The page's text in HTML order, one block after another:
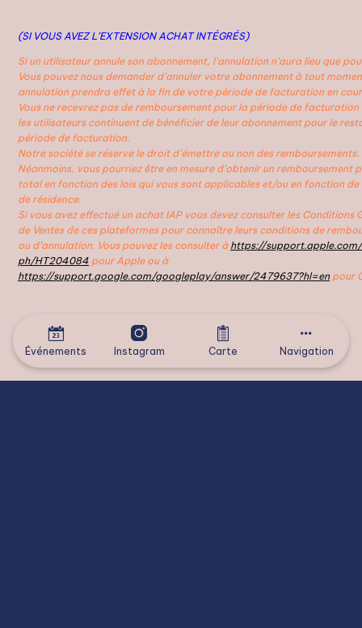
(SI VOUS AVEZ L’EXTENSION ACHAT INTÉGRÉS)
Si un utilisateur annule son abonnement, l’annulation n’aura lieu que
Vous pouvez nous demander d’annuler votre abonnement à tout
annulation prendra effet à la fin de votre période de facturation en
Vous ne recevrez pas de remboursement pour la période de facturation
les utilisateurs continuent de bénéficier de leur abonnement pour le
période de facturation.
Notre société se réserve le droit d’émettre ou non des remboursements.
Néanmoins, vous pourriez être en mesure d’obtenir un remboursement
total en fonction des lois qui vous sont applicables et/ou en fonction de
de résidence.
Si vous avez effectué un achat IAP vous devez consulter les Conditions
de Ventes de ces plateformes pour connaître leurs conditions de
ou d’annulation. Vous pouvez les consulter à https://
ph/HT204084 pour Apple ou à
https://support.google.com/googleplay/answer/2479637?hl=en pour
Événements Instagram Carte Navigation